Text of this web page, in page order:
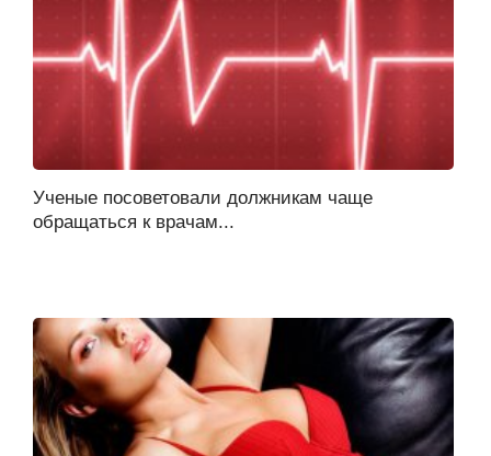
Ученые посоветовали должникам чаще
обращаться к врачам...